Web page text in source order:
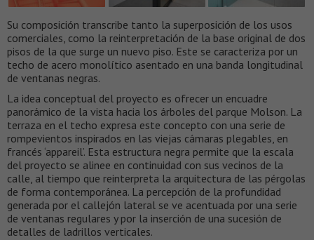
Su composición transcribe tanto la superposición de los usos
comerciales, como la reinterpretación de la base original de dos
pisos de la que surge un nuevo piso. Este se caracteriza por un
techo de acero monolítico asentado en una banda longitudinal
de ventanas negras.
La idea conceptual del proyecto es ofrecer un encuadre
panorámico de la vista hacia los árboles del parque Molson. La
terraza en el techo expresa este concepto con una serie de
rompevientos inspirados en las viejas cámaras plegables, en
francés ‘appareil’. Esta estructura negra permite que la escala
del proyecto se alinee en continuidad con sus vecinos de la
calle, al tiempo que reinterpreta la arquitectura de las pérgolas
de forma contemporánea. La percepción de la profundidad
generada por el callejón lateral se ve acentuada por una serie
de ventanas regulares y por la inserción de una sucesión de
detalles de ladrillos verticales.